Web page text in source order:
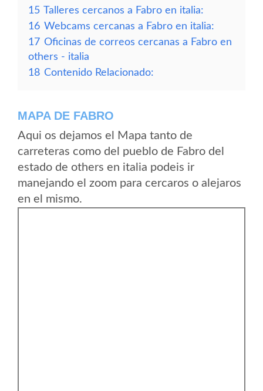
15 Talleres cercanos a Fabro en italia:
16 Webcams cercanas a Fabro en italia:
17 Oficinas de correos cercanas a Fabro en
others - italia
18 Contenido Relacionado:
MAPA DE FABRO
Aqui os dejamos el Mapa tanto de
carreteras como del pueblo de Fabro del
estado de others en italia podeis ir
manejando el zoom para cercaros o alejaros
en el mismo.